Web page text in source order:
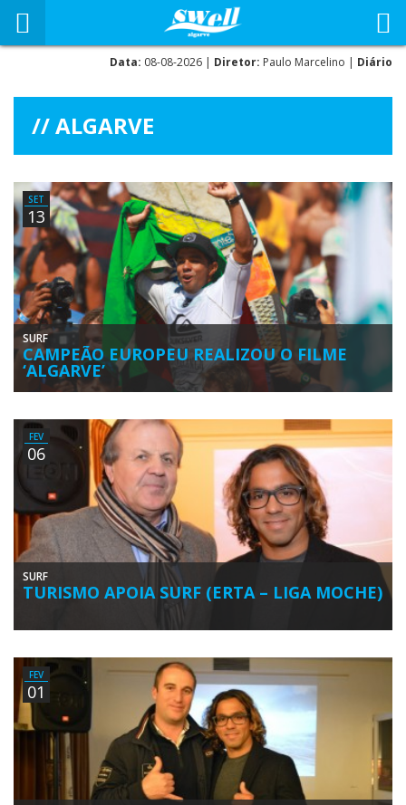
Data: 08-08-2026 | Diretor: Paulo Marcelino | Diário
ALGARVE
SET
13
SURF
CAMPEÃO EUROPEU REALIZOU O FILME
‘ALGARVE’
O luso-brasileiro Pedro Henrique, 33 anos de idade, sagrou-se
Series’ – QS) […]
FEV
06
SURF
TURISMO APOIA SURF (ERTA – LIGA MOCHE)
Desidério Silva ao lado de Pedro Henrique na ante-estreia do filme
[…]
FEV
01